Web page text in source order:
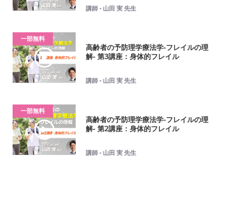
講師 - 山田 実 先生
一部無料
高齢者の予防理学療法学-フレイルの理
解- 第3講座：身体的フレイル
講師 - 山田 実 先生
一部無料
高齢者の予防理学療法学-フレイルの理
解- 第2講座：身体的フレイル
講師 - 山田 実 先生